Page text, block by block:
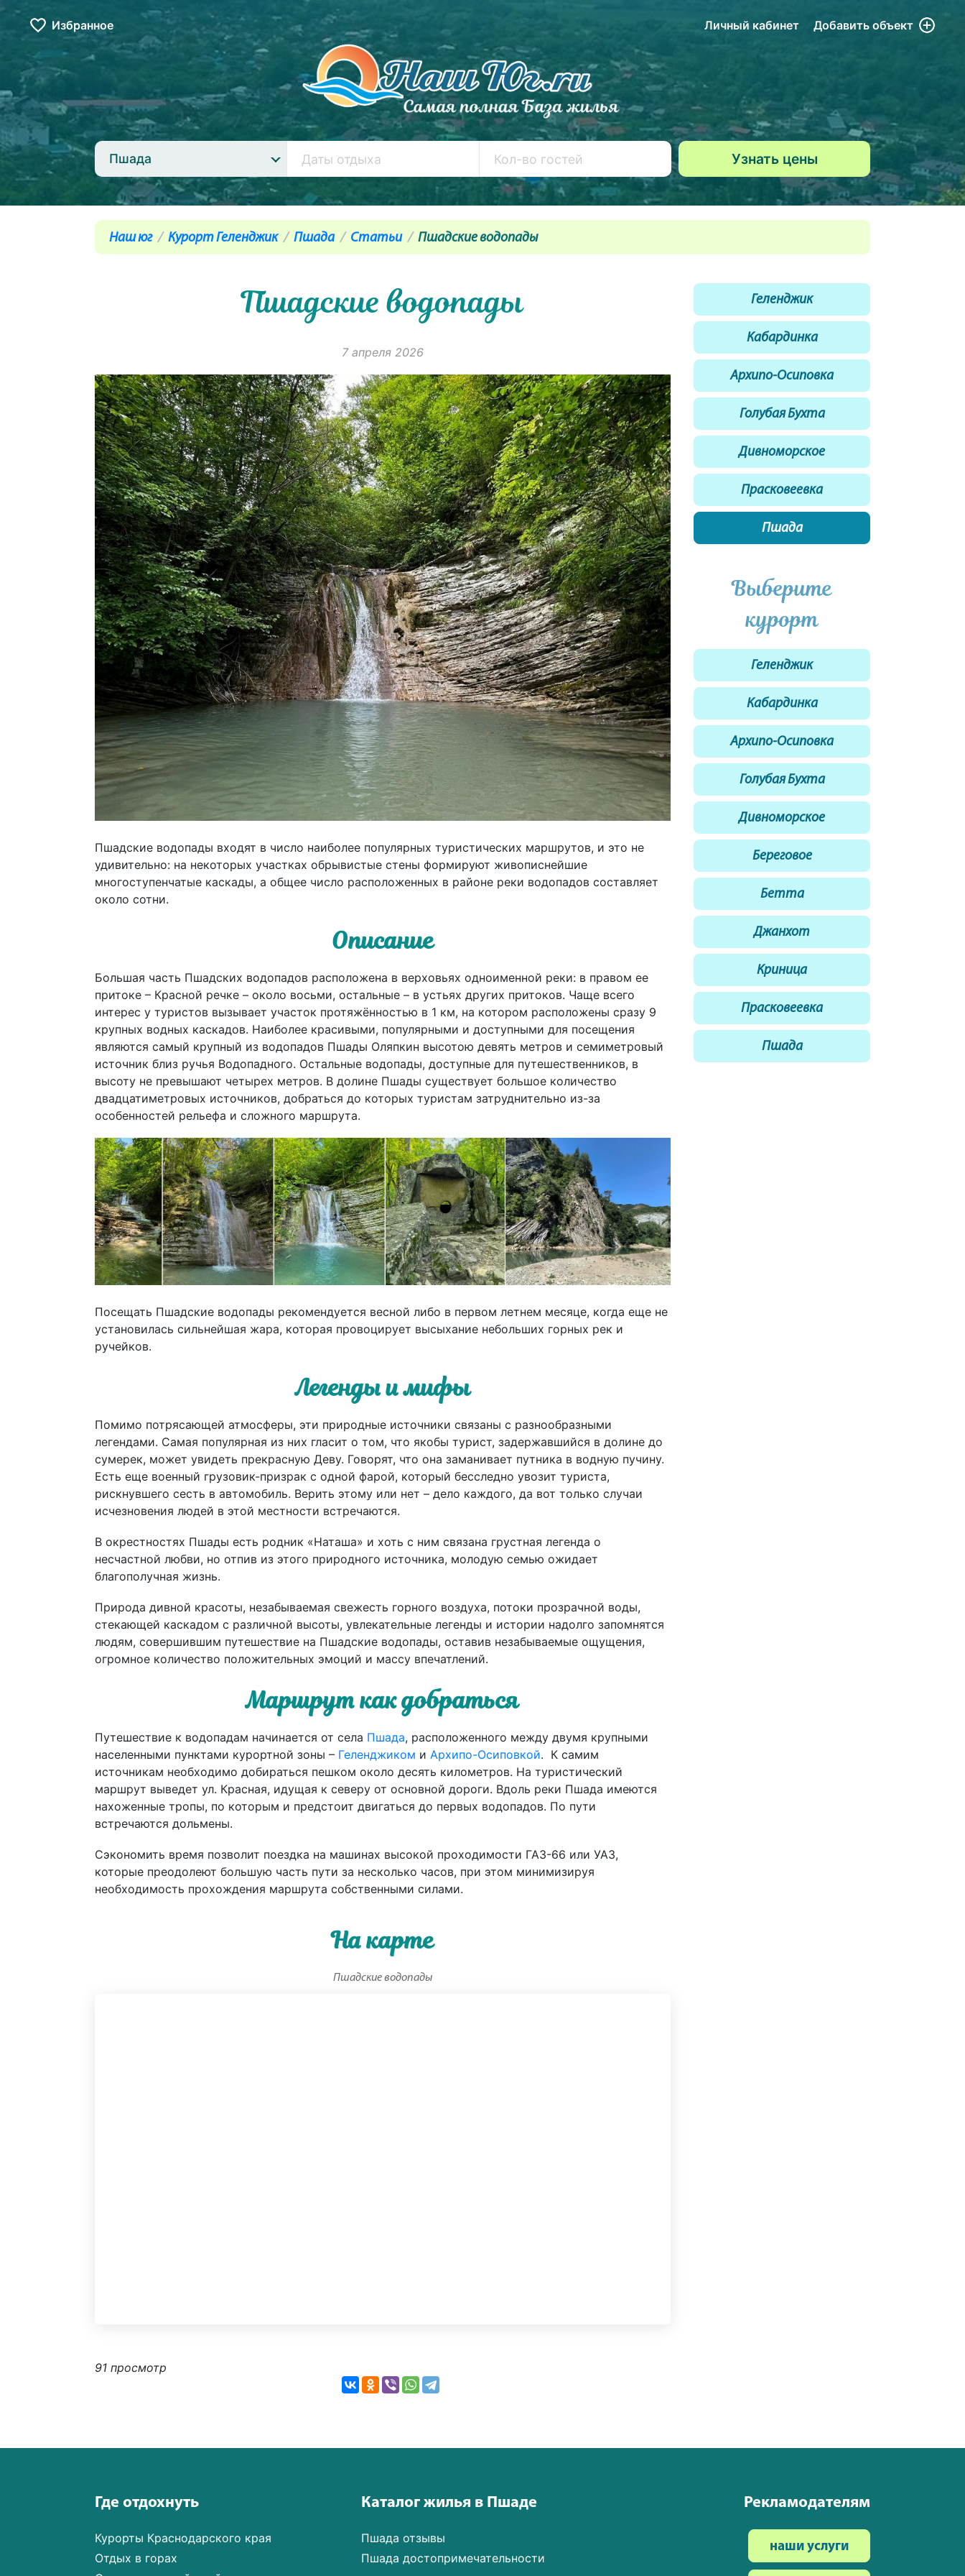
Избранное Личный кабинет Добавить объект
Пшада
Наш юг Курорт Геленджик Пшада Статьи Пшадские водопады
Пшадские водопады
7 апреля 2026
Пшадские водопады входят в число наиболее популярных туристических маршрутов, и это не
удивительно: на некоторых участках обрывистые стены формируют живописнейшие
многоступенчатые каскады, а общее число расположенных в районе реки водопадов составляет
около сотни.
Описание
Большая часть Пшадских водопадов расположена в верховьях одноименной реки: в правом ее
притоке – Красной речке – около восьми, остальные – в устьях других притоков. Чаще всего
интерес у туристов вызывает участок протяжённостью в 1 км, на котором расположены сразу 9
крупных водных каскадов. Наиболее красивыми, популярными и доступными для посещения
являются самый крупный из водопадов Пшады Оляпкин высотою девять метров и семиметровый
источник близ ручья Водопадного. Остальные водопады, доступные для путешественников, в
высоту не превышают четырех метров. В долине Пшады существует большое количество
двадцатиметровых источников, добраться до которых туристам затруднительно из-за
особенностей рельефа и сложного маршрута.
Посещать Пшадские водопады рекомендуется весной либо в первом летнем месяце, когда еще не
установилась сильнейшая жара, которая провоцирует высыхание небольших горных рек и
ручейков.
Легенды и мифы
Помимо потрясающей атмосферы, эти природные источники связаны с разнообразными
легендами. Самая популярная из них гласит о том, что якобы турист, задержавшийся в долине до
сумерек, может увидеть прекрасную Деву. Говорят, что она заманивает путника в водную пучину.
Есть еще военный грузовик-призрак с одной фарой, который бесследно увозит туриста,
рискнувшего сесть в автомобиль. Верить этому или нет – дело каждого, да вот только случаи
исчезновения людей в этой местности встречаются.
В окрестностях Пшады есть родник «Наташа» и хоть с ним связана грустная легенда о
несчастной любви, но отпив из этого природного источника, молодую семью ожидает
благополучная жизнь.
Природа дивной красоты, незабываемая свежесть горного воздуха, потоки прозрачной воды,
стекающей каскадом с различной высоты, увлекательные легенды и истории надолго запомнятся
людям, совершившим путешествие на Пшадские водопады, оставив незабываемые ощущения,
огромное количество положительных эмоций и массу впечатлений.
Маршрут как добраться
Путешествие к водопадам начинается от села Пшада, расположенного между двумя крупными
населенными пунктами курортной зоны – Геленджиком и Архипо-Осиповкой. К самим
источникам необходимо добираться пешком около десять километров. На туристический
маршрут выведет ул. Красная, идущая к северу от основной дороги. Вдоль реки Пшада имеются
нахоженные тропы, по которым и предстоит двигаться до первых водопадов. По пути
встречаются дольмены.
Сэкономить время позволит поездка на машинах высокой проходимости ГАЗ-66 или УАЗ,
которые преодолеют большую часть пути за несколько часов, при этом минимизируя
необходимость прохождения маршрута собственными силами.
На карте
Пшадские водопады
91 просмотр
Геленджик
Кабардинка
Архипо-Осиповка
Голубая Бухта
Дивноморское
Прасковеевка
Пшада
Выберите
курорт
Геленджик
Кабардинка
Архипо-Осиповка
Голубая Бухта
Дивноморское
Береговое
Бетта
Джанхот
Криница
Прасковеевка
Пшада
Где отдохнуть
Курорты Краснодарского края
Отдых в горах
Каталог жилья в Пшаде
Пшада отзывы
Пшада достопримечательности
Рекламодателям
наши услуги